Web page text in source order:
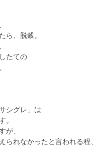
ら、脱穀。
たての
シグレ」は
。
が、
られなかったと言われる程、